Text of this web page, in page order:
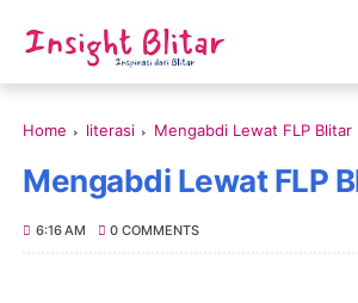
Home literasi Mengabdi Lewat FLP Blitar
Mengabdi Lewat FLP
6:16 AM 0 COMMENTS